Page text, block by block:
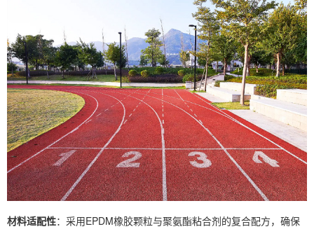
材料适配性：采用EPDM橡胶颗粒与聚氨酯粘合剂的复合配方，确保